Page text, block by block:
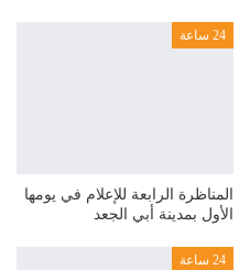
24 ساعة
المناظرة الرابعة للإعلام في يومها
الأول بمدينة أبي الجعد
24 ساعة